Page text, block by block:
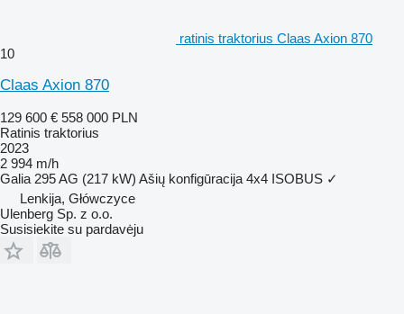
ratinis traktorius Claas Axion 870
10
Claas Axion 870
129 600 € 558 000 PLN
Ratinis traktorius
2023
2 994 m/h
Galia 295 AG (217 kW) Ašių konfigūracija 4x4 ISOBUS ✓
Lenkija, Główczyce
Ulenberg Sp. z o.o.
Susisiekite su pardavėju